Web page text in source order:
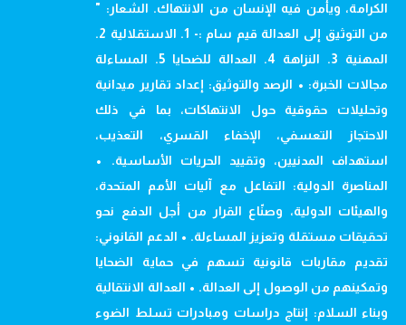
الكرامة، ويأمن فيه الإنسان من الانتهاك. الشعار: "
من التوثيق إلى العدالة قيم سام :- 1. الاستقلالية 2.
المهنية 3. النزاهة 4. العدالة للضحايا 5. المساءلة
مجالات الخبرة: • الرصد والتوثيق: إعداد تقارير ميدانية
وتحليلات حقوقية حول الانتهاكات، بما في ذلك
الاحتجاز التعسفي، الإخفاء القسري، التعذيب،
استهداف المدنيين، وتقييد الحريات الأساسية. •
المناصرة الدولية: التفاعل مع آليات الأمم المتحدة،
والهيئات الدولية، وصنّاع القرار من أجل الدفع نحو
تحقيقات مستقلة وتعزيز المساءلة. • الدعم القانوني:
تقديم مقاربات قانونية تسهم في حماية الضحايا
وتمكينهم من الوصول إلى العدالة. • العدالة الانتقالية
وبناء السلام: إنتاج دراسات ومبادرات تسلط الضوء